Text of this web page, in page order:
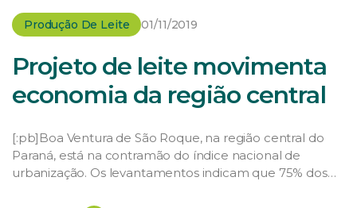
Produção De Leite 01/11/2019
Projeto de leite movimenta
economia da região central
[:pb]Boa Ventura de São Roque, na região central do
Paraná, está na contramão do índice nacional de
urbanização. Os levantamentos indicam que 75% dos